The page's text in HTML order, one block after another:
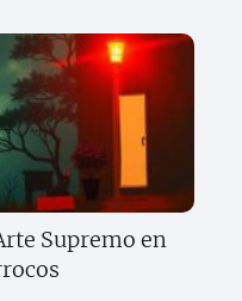
Supremo en